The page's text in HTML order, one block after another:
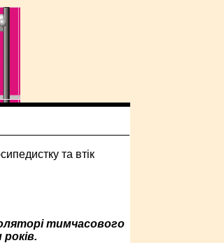
тимчасового